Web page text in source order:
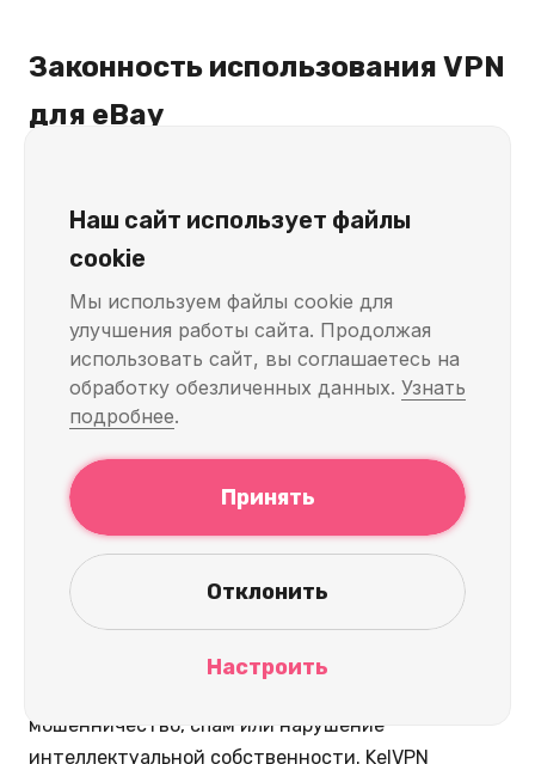
Законность использования VPN
для eBay
Использование KelVPN с eBay законно в
большинстве стран при строгом соблюдении
условий предоставления услуг (ToS) eBay и
местных законов. ToS eBay требуют
мошенничество, спам или нарушение
интеллектуальной собственности. KelVPN
Наш сайт использует файлы
cookie
Мы используем файлы cookie для
улучшения работы сайта. Продолжая
использовать сайт, вы соглашаетесь на
обработку обезличенных данных. Узнать
подробнее.
Принять
Отклонить
Настроить